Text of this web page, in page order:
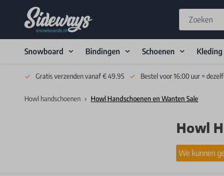
Snowboard Bindingen Schoenen Kleding
Gratis verzenden vanaf € 49.95 Bestel voor 16:00 uur =
Howl handschoenen Howl Handschoenen en Wanten Sale
Howl
We kunnen